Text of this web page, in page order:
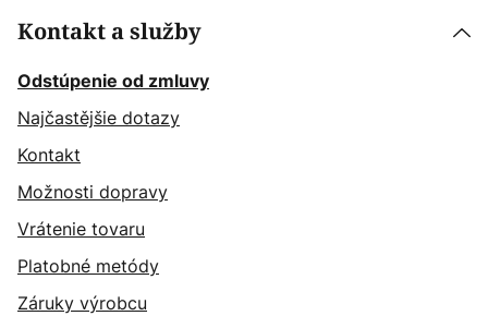
Kontakt a služby
Odstúpenie od zmluvy
Najčastějšie dotazy
Kontakt
Možnosti dopravy
Vrátenie tovaru
Platobné metódy
Záruky výrobcu